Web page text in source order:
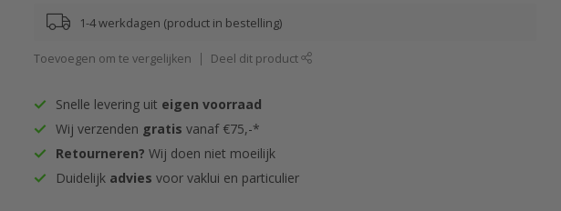
1-4 werkdagen (product in bestelling)
Toevoegen om te vergelijken Deel dit product
Snelle levering uit eigen voorraad
Wij verzenden gratis vanaf €75,-*
Retourneren? Wij doen niet moeilijk
Duidelijk advies voor vaklui en particulier